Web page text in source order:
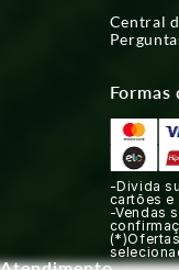
Central
Formas
-Divida
cartões e
-Vendas